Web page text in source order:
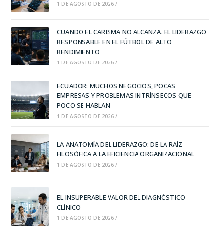
1 DE AGOSTO DE 2026 /
CUANDO EL CARISMA NO ALCANZA. EL LIDERAZGO
RESPONSABLE EN EL FÚTBOL DE ALTO
RENDIMIENTO
1 DE AGOSTO DE 2026 /
ECUADOR: MUCHOS NEGOCIOS, POCAS
EMPRESAS Y PROBLEMAS INTRÍNSECOS QUE
POCO SE HABLAN
1 DE AGOSTO DE 2026 /
LA ANATOMÍA DEL LIDERAZGO: DE LA RAÍZ
FILOSÓFICA A LA EFICIENCIA ORGANIZACIONAL
1 DE AGOSTO DE 2026 /
EL INSUPERABLE VALOR DEL DIAGNÓSTICO
CLÍNICO
1 DE AGOSTO DE 2026 /